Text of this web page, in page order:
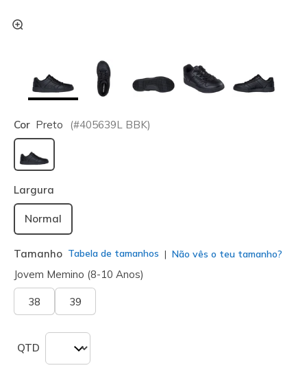
Cor Preto (#405639L BBK)
selecionado
Largura
Normal
Tamanho Tabela de tamanhos Não vês o teu tamanho?
Jovem Memino (8-10 Anos)
38 39
QTD